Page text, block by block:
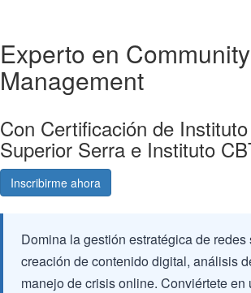
Experto en Community
Management
Con Certificación de
Superior Serra e Instituto
Inscribirme ahora
Domina la gestión estratégica de redes
creación de contenido digital, análisis
manejo de crisis online. Conviértete en